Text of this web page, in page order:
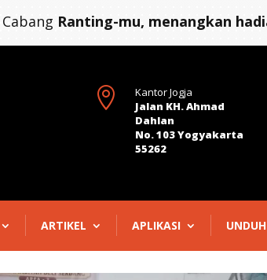
Ranting-mu, menangkan

Kantor Jogja
Jalan KH. Ahmad
Dahlan
No. 103 Yogyakarta
55262
ARTIKEL APLIKASI UNDUH